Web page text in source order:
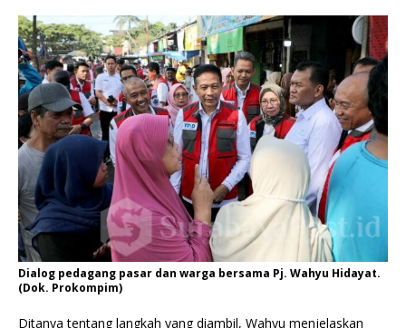
Dialog pedagang pasar dan warga bersama Pj. Wahyu Hidayat.
(Dok. Prokompim)
Ditanya tentang langkah yang diambil, Wahyu menjelaskan